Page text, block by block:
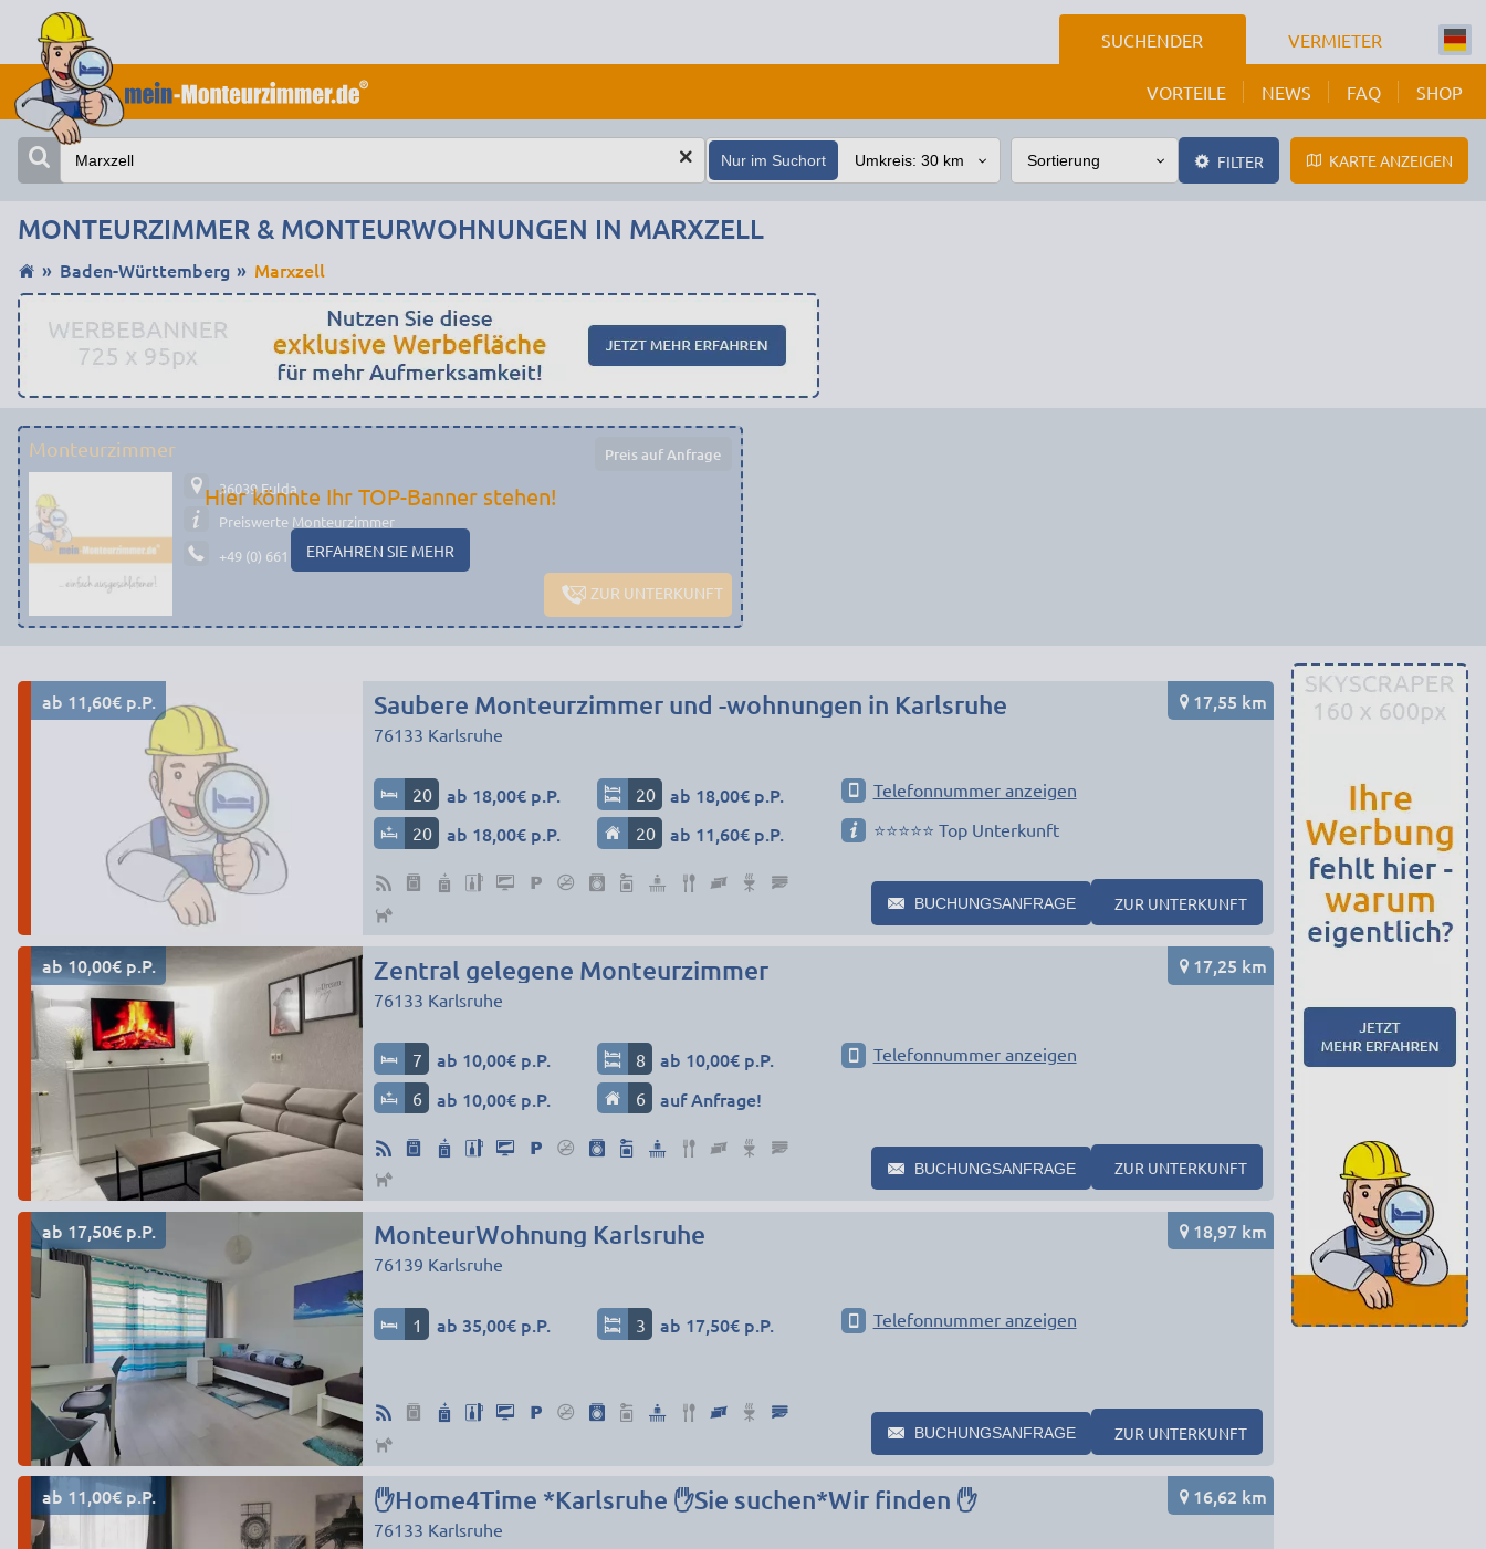
SUCHENDER VERMIETER
VORTEILE NEWS FAQ SHOP
Nur im Suchort FILTER KARTE ANZEIGEN
MONTEURZIMMER & MONTEURWOHNUNGEN IN MARXZELL
Baden-Württemberg Marxzell
Monteurzimmer Preis auf Anfrage
36039 Fulda
Preiswerte Monteurzimmer
+49 (0) 661 - 29 19 14 19
ZUR UNTERKUNFT
Hier könnte Ihr TOP-Banner stehen!
ERFAHREN SIE MEHR
ab 11,60€ p.P. Saubere Monteurzimmer und -wohnungen in Karlsruhe
76133 Karlsruhe
17,55 km
20 ab 18,00€ p.P. 20 ab 18,00€ p.P.
20 ab 18,00€ p.P. 20 ab 11,60€ p.P.
Telefonnummer anzeigen
⭐⭐⭐⭐⭐ Top Unterkunft
BUCHUNGSANFRAGE ZUR UNTERKUNFT
ab 10,00€ p.P. Zentral gelegene Monteurzimmer
76133 Karlsruhe
17,25 km
7 ab 10,00€ p.P. 8 ab 10,00€ p.P.
6 ab 10,00€ p.P. 6 auf Anfrage!
Telefonnummer anzeigen
BUCHUNGSANFRAGE ZUR UNTERKUNFT
ab 17,50€ p.P. MonteurWohnung Karlsruhe
76139 Karlsruhe
18,97 km
1 ab 35,00€ p.P. 3 ab 17,50€ p.P. Telefonnummer anzeigen
BUCHUNGSANFRAGE ZUR UNTERKUNFT
ab 11,00€ p.P. ✋Home4Time *Karlsruhe ✋Sie suchen*Wir finden ✋
76133 Karlsruhe
16,62 km